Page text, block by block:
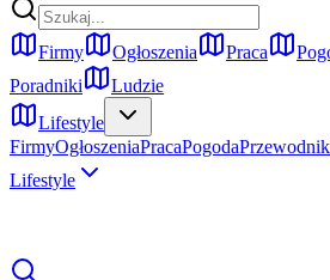
Firmy Ogłoszenia Praca
Poradniki
Ludzie
Lifestyle
FirmyOgłoszeniaPracaPogodaPrzewodnik
Lifestyle